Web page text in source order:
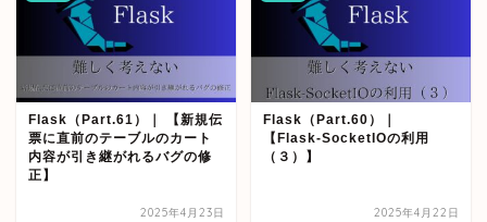
Flask（Part.61）｜ 【新規伝
票に直前のテーブルのカート
内容が引き継がれるバグの修
正】
2025年4月23日
Flask（Part.60）｜
【Flask-SocketIOの利用
（３）】
2025年4月22日